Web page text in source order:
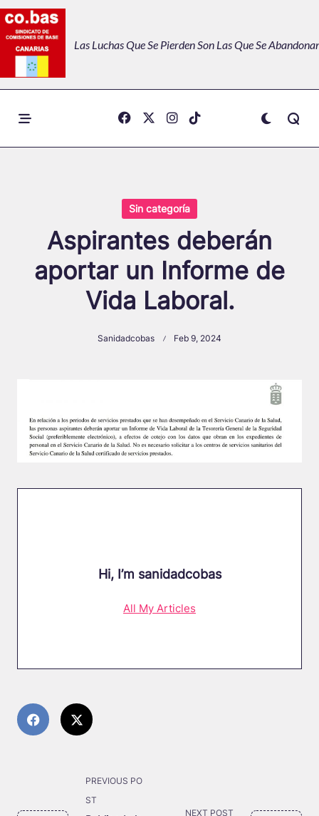
Skip
to
content
Las Luchas Que Se Pierden Son Las Que Se
Sin categoría
Aspirantes deberán
aportar un Informe de
Vida Laboral.
Sanidadcobas Feb 9, 2024
Hi, I’m sanidadcobas
All My Articles
class="nav-
PREVIOUS PO
ST
NEXT POST